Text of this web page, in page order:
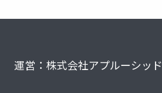
運営：株式会社アプルーシッド